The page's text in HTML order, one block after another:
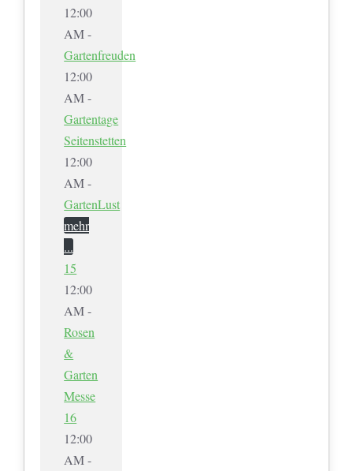
12:00
AM -
Gartenfreuden
12:00
AM -
Gartentage
Seitenstetten
12:00
AM -
GartenLust
mehr
...
15
12:00
AM -
Rosen
&
Garten
Messe
16
12:00
AM -